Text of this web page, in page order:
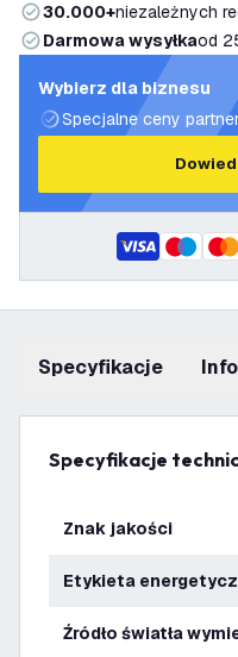
30.000+niezależnych
Darmowa wysyłkaod
Wybierz dla biznesu
Specjalne ceny
Specyfikacje
Specyfikacje
Znak jakości
Etykieta
Źródło światła